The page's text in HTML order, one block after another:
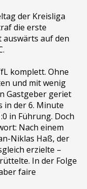
der Kreisliga
die erste
auswärts auf den
komplett. Ohne
und mit wenig
Gastgeber geriet
in der 6. Minute
in Führung. Doch
Nach einem
Niklas Haß, der
erzielte –
In der Folge
faire